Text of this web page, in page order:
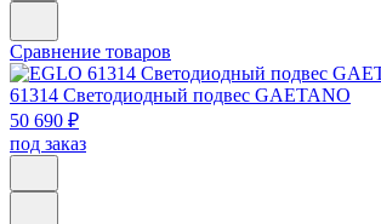
Сравнение товаров
61314 Светодиодный подвес GAETANO
50 690 ₽
под заказ